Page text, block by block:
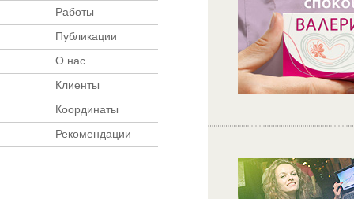
Работы
Публикации
О нас
Клиенты
Координаты
Рекомендации